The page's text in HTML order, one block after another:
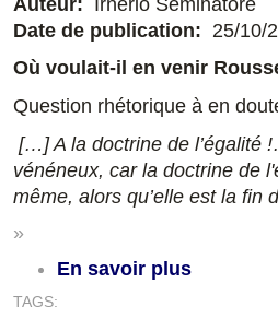
Date de publication: 25/10/
Où voulait-il en venir
Question rhétorique à en
[…] A la doctrine de l’égalité
vénéneux, car la doctrine de
même, alors qu’elle est la
»
En savoir plus
TAGS: